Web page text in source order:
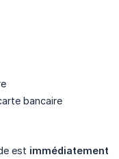
bancaire
est immédiatement